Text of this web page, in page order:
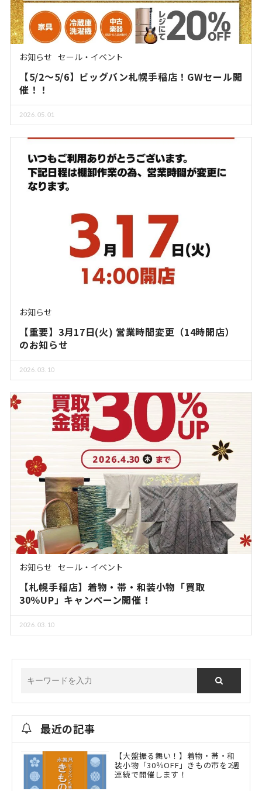
お知らせ セール・イベント
【5/2～5/6】ビッグバン札幌手稲店！GWセール開
催！！
2026.05.01
お知らせ
【重要】3月17日(火) 営業時間変更（14時開店）
のお知らせ
2026.03.10
お知らせ セール・イベント
【札幌手稲店】着物・帯・和装小物「買取
30％UP」キャンペーン開催！
2026.03.10
最近の記事
【大盤振る舞い！】着物・帯・和
装小物「30％OFF」きもの市を2週
連続で開催します！